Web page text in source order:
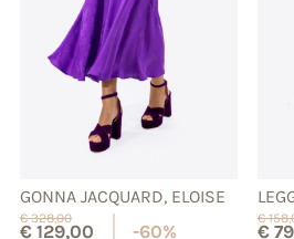
GONNA JACQUARD, ELOISE
€328,00
€129,00 -60%
€
€